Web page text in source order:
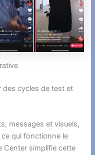
des cycles de test et
messages et visuels,
qui fonctionne le
Center simplifie cette